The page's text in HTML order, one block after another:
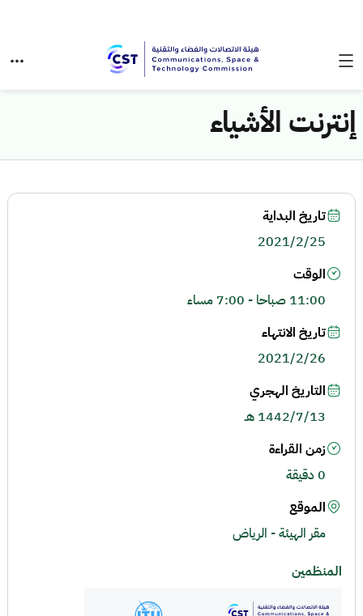
إنترنت الأشياء
تاريخ البداية
2021/2/25
الوقت
11:00 صباحا - 7:00 مساء
تاريخ الانتهاء
2021/2/26
التاريخ الهجري
1442/7/13 هـ
زمن القراءة
0 دقيقة
الموقع
مقر الهيئة - الرياض
المنظمين